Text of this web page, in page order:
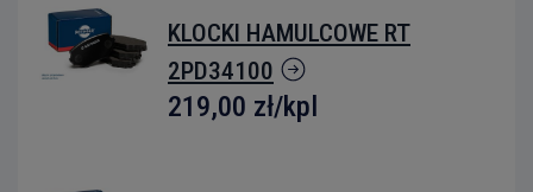
KLOCKI HAMULCOWE RT
2PD34100
219,00 zł/kpl